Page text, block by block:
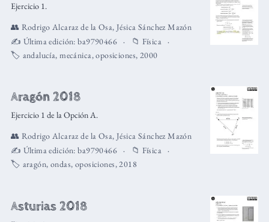
Ejercicio 1.
👥 Rodrigo Alcaraz de la Osa, Jésica Sánchez Mazón
✍️ Última edición:ba9790466 📁 Física
🏷️ andalucía,mecánica,oposiciones, 2000
Aragón 2018
Ejercicio 1 de la Opción A.
👥 Rodrigo Alcaraz de la Osa, Jésica Sánchez Mazón
✍️ Última edición:ba9790466 📁 Física
🏷️ aragón, ondas, oposiciones,2018
Asturias 2018